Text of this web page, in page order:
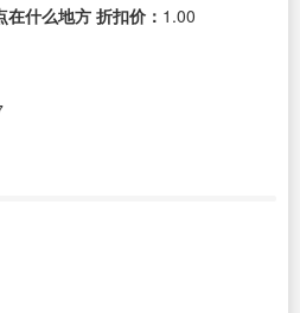
在什么地方 折扣价： 1.00